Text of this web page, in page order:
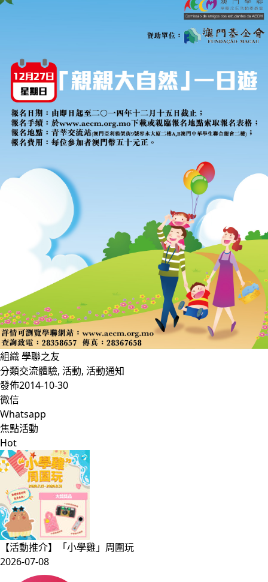
組織學聯之友
分類交流體驗, 活動, 活動通知
發佈2014-10-30
微信
Whatsapp
焦點活動
Hot
【活動推介】「小學雞」周圍玩
2026-07-08